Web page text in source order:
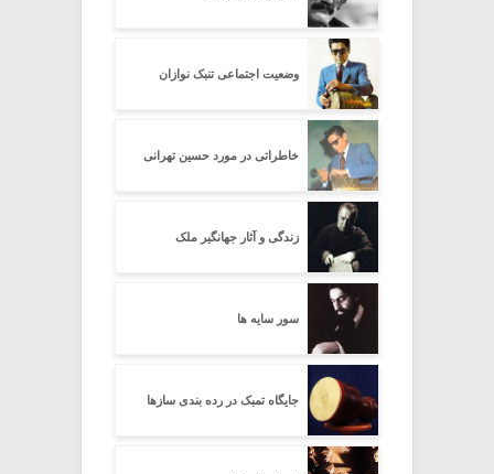
وضعیت اجتماعی تنبک نوازان
خاطراتی در مورد حسین تهرانی
زندگی و آثار جهانگیر ملک
سور سایه ها
جایگاه تمبک در رده بندی سازها